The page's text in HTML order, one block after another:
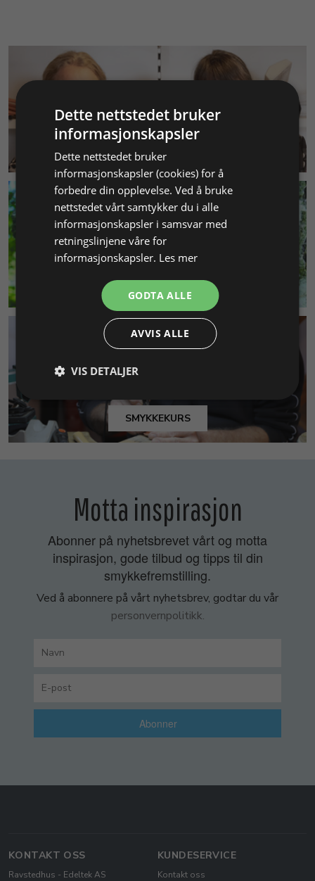
MILJØ & BÆREKRAFT
SMYKKEKURS
Motta inspirasjon
Abonner på nyhetsbrevet vårt og motta
inspirasjon, gode tilbud og tipps til din
smykkefremstilling.
Ved å abonnere på vårt nyhetsbrev, godtar du vår
personvernpolitikk.
Abonner
KONTAKT OSS
Ravstedhus - Edeltek AS
KUNDESERVICE
Kontakt oss
Dette nettstedet bruker
informasjonskapsler
Dette nettstedet bruker
informasjonskapsler (cookies) for å
forbedre din opplevelse. Ved å bruke
nettstedet vårt samtykker du i alle
informasjonskapsler i samsvar med
retningslinjene våre for
informasjonskapsler. Les mer
GODTA ALLE
AVVIS ALLE
VIS DETALJER